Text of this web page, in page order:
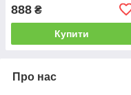
замком і висувною ручкою
888 ₴
Купити
Про нас